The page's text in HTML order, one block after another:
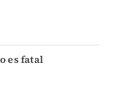
es fatal